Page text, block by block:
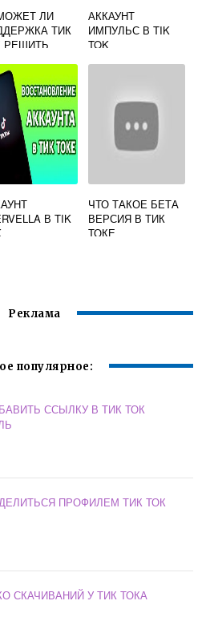
ЛИ
ТИК
РЕШИТЬ
БАН
АККАУНТ
ИМПУЛЬС В TIK
TOK
В TIK
ЧТО ТАКОЕ БЕТА
ВЕРСИЯ В ТИК
ТОКЕ
Реклама
популярное:
ССЫЛКУ В ТИК ТОК
ПРОФИЛЕМ ТИК ТОК
СКАЧИВАНИЙ У ТИК ТОКА